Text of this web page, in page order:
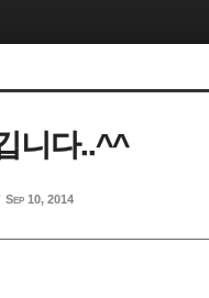
니다..^^
Sep 10, 2014